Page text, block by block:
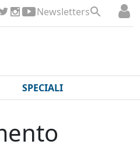
Newsletters
SPECIALI